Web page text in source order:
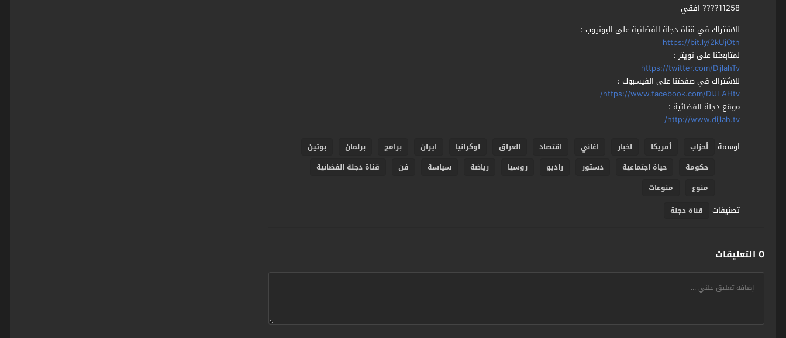
11258???? افقي
للاشتراك في قناة دجلة الفضائية على اليوتيوب :
https://bit.ly/2kUjOtn
لمتابعتنا على تويتر :
https://twitter.com/DijlahTv
للاشتراك في صفحتنا على الفيسبوك :
https://www.facebook.com/DIJLAHtv/
موقع دجلة الفضائية :
http://www.dijlah.tv/
اوسمة
أحزاب أمريكا اخبار اغاني اقتصاد العراق اوكرانيا ايران برامج برلمان
بوتين
حكومة
حياة اجتماعية دستور راديو روسيا رياضة سياسة فن
قناة دجلة الفضائية
منوع
منوعات
تصنيفات قناة دجلة
0 التعليقات